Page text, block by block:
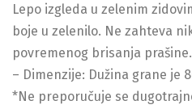
Lepo izgleda u zelenim
boje u zelenilo. Ne zahteva
povremenog brisanja prašine.
– Dimenzije: Dužina grane je
*Ne preporučuje se